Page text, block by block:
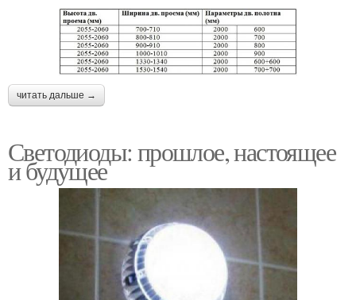
читать дальше →
Светодиоды: прошлое, настоящее
и будущее